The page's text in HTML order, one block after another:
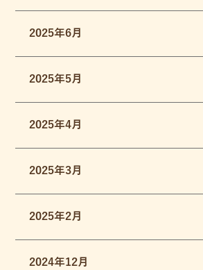
2025年6月
2025年5月
2025年4月
2025年3月
2025年2月
2024年12月